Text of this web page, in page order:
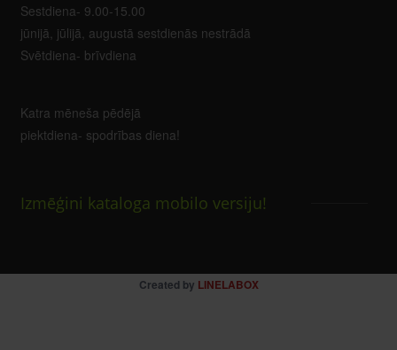
Sestdiena- 9.00-15.00
jūnijā, jūlijā, augustā sestdienās nestrādā
Svētdiena- brīvdiena
Katra mēneša pēdējā
piektdiena- spodrības diena!
Izmēģini kataloga mobilo versiju!
Created by LINELABOX